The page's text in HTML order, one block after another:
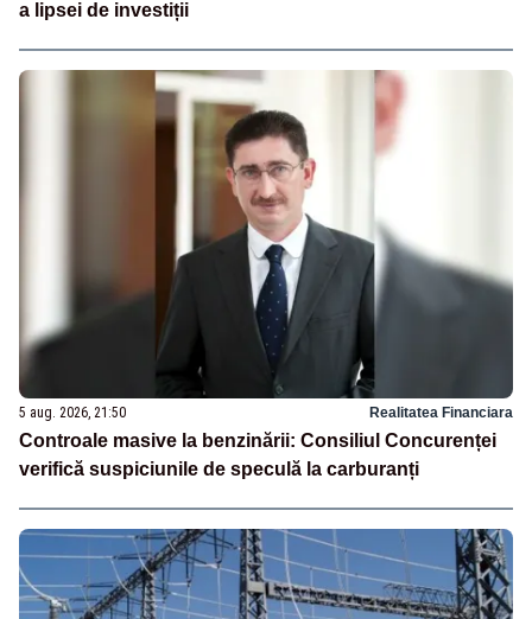
a lipsei de investiții
5 aug. 2026, 21:50 Realitatea Financiara
Controale masive la benzinării: Consiliul Concurenței
verifică suspiciunile de speculă la carburanți